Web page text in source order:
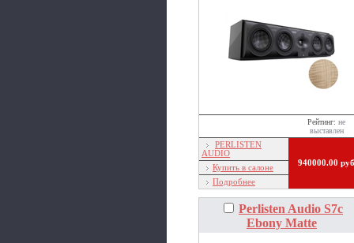
Рейтинг: не
выставлен
PERLISTEN
AUDIO
940000.00 руб
Купить в салоне
Подробнее
Perlisten Audio S7c
Ebony Matte